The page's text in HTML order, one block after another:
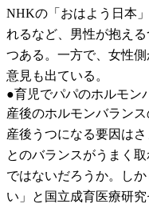
NHKの「おはよう日本
れるなど、男性が抱え
つある。一方で、女性
意見も出ている。
●育児でパパのホルモン
産後のホルモンバラン
産後うつになる要因は
とのバランスがうまく
ではないだろうか。し
い」と国立成育医療研